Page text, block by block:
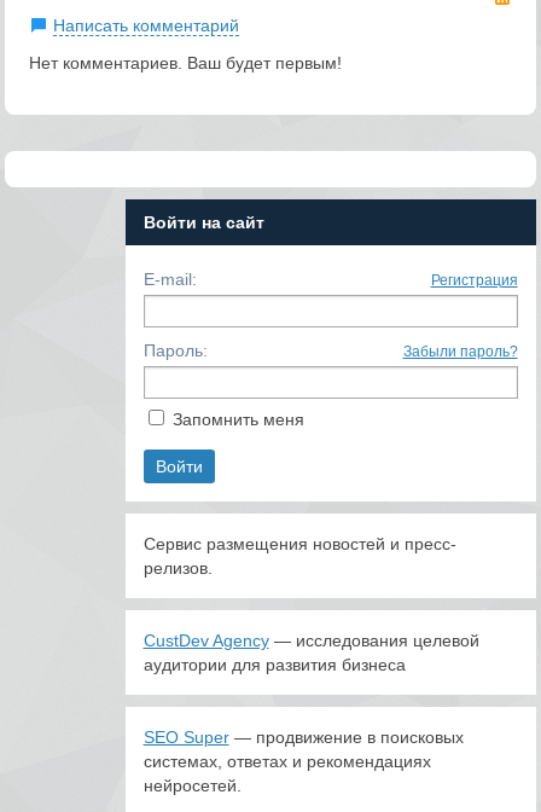
Написать комментарий
Нет комментариев. Ваш будет первым!
Войти на сайт
E-mail: Регистрация
Пароль: Забыли пароль?
Запомнить меня
Сервис размещения новостей и пресс-
релизов.
CustDev Agency— исследования целевой
аудитории для развития бизнеса
SEO Super— продвижение в поисковых
системах, ответах и рекомендациях
нейросетей.